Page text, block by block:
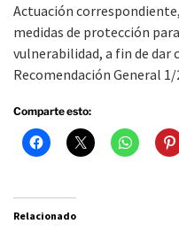
Actuación
medidas de protección
vulnerabilidad, a fin de
Recomendación General 1/
Comparte esto:
Relacionado